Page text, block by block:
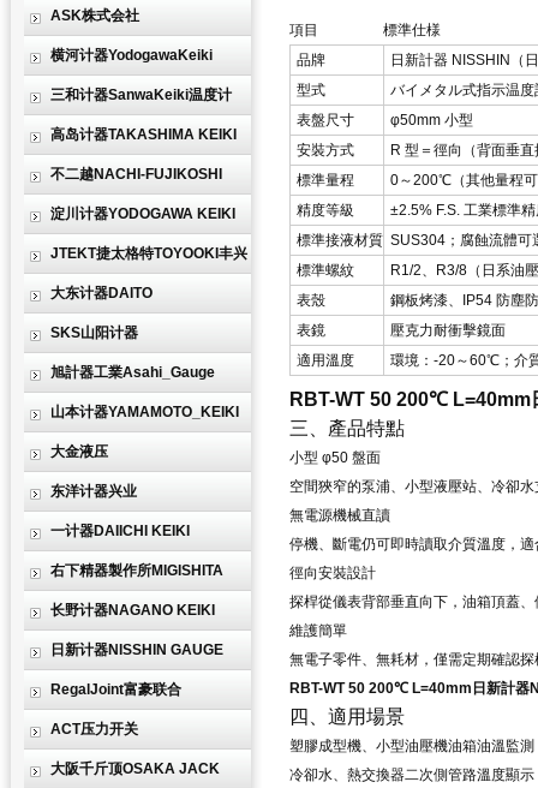
ASK株式会社
横河计器YodogawaKeiki
三和计器SanwaKeiki温度计
高岛计器TAKASHIMA KEIKI
不二越NACHI-FUJIKOSHI
淀川计器YODOGAWA KEIKI
JTEKT捷太格特TOYOOKI丰兴
大东计器DAITO
SKS山阳计器
旭計器工業Asahi_Gauge
山本计器YAMAMOTO_KEIKI
大金液压
东洋计器兴业
一计器DAIICHI KEIKI
右下精器製作所MIGISHITA
长野计器NAGANO KEIKI
日新计器NISSHIN GAUGE
RegalJoint富豪联合
ACT压力开关
大阪千斤顶OSAKA JACK
項目
標準仕様
品牌
日新計器 NISSHIN（
型式
バイメタル式指示温
表盤尺寸
φ50mm 小型
安裝方式
R 型＝徑向（背面垂
標準量程
0～200℃（其他量程
精度等級
±2.5% F.S. 工業標準
標準接液材質 SUS304；腐蝕流體可
標準螺紋
R1/2、R3/8（日系油
表殼
鋼板烤漆、IP54 防塵
表鏡
壓克力耐衝擊鏡面
適用溫度
環境：-20～60℃；介
RBT-WT 50 200℃ L=40mm
三、產品特點
小型 φ50 盤面
空間狹窄的泵浦、小型液壓站、冷卻
無電源機械直讀
停機、斷電仍可即時讀取介質溫度，
徑向安裝設計
探桿從儀表背部垂直向下，油箱頂蓋
維護簡單
無電子零件、無耗材，僅需定期確認
RBT-WT 50 200℃ L=40mm日新計器
四、適用場景
塑膠成型機、小型油壓機油箱油溫監測
冷卻水、熱交換器二次側管路溫度顯示